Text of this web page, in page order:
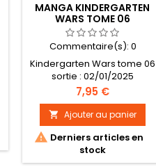
MANGA KINDERGARTEN
WARS TOME 06
Commentaire(s):0
Kindergarten Wars tome 06
sortie : 02/01/2025
Prix
7,95 €
 Ajouter au panier
 Derniers articles en
stock